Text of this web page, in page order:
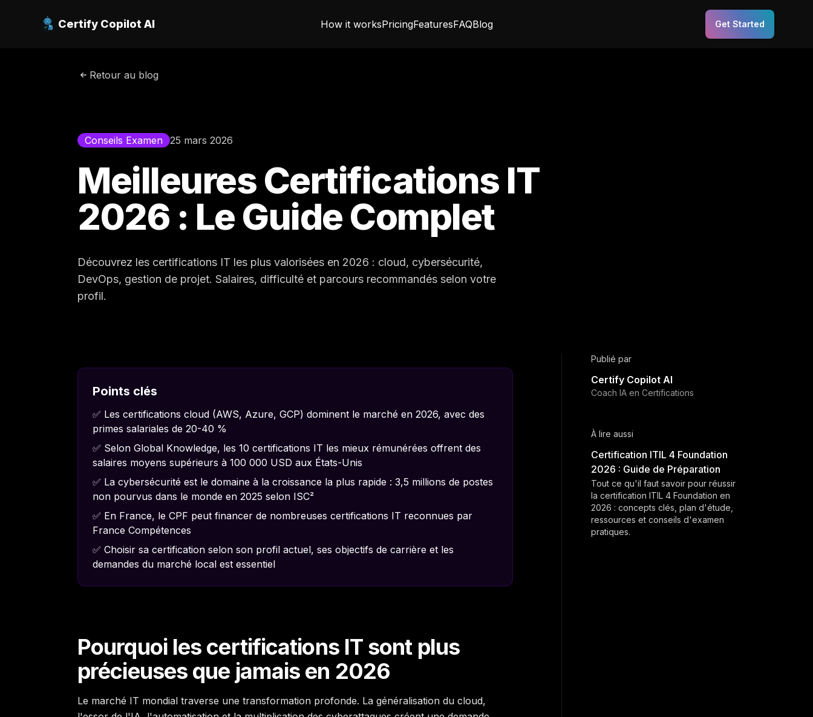
Certify Copilot AI How it worksPricingFeaturesFAQBlog Get Started
Retour au blog
Conseils Examen 25 mars 2026
Meilleures Certifications IT
2026 : Le Guide Complet
Découvrez les certifications IT les plus valorisées en 2026 : cloud, cybersécurité,
DevOps, gestion de projet. Salaires, difficulté et parcours recommandés selon votre
profil.
Publié par
Certify Copilot AI
Coach IA en Certifications
À lire aussi
Certification ITIL 4 Foundation
2026 : Guide de Préparation
Tout ce qu'il faut savoir pour réussir
la certification ITIL 4 Foundation en
2026 : concepts clés, plan d'étude,
ressources et conseils d'examen
pratiques.
Points clés
✅ Les certifications cloud (AWS, Azure, GCP) dominent le marché en 2026, avec des
primes salariales de 20-40 %
✅ Selon Global Knowledge, les 10 certifications IT les mieux rémunérées offrent des
salaires moyens supérieurs à 100 000 USD aux États-Unis
✅ La cybersécurité est le domaine à la croissance la plus rapide : 3,5 millions de postes
non pourvus dans le monde en 2025 selon ISC²
✅ En France, le CPF peut financer de nombreuses certifications IT reconnues par
France Compétences
✅ Choisir sa certification selon son profil actuel, ses objectifs de carrière et les
demandes du marché local est essentiel
Pourquoi les certifications IT sont plus
précieuses que jamais en 2026
Le marché IT mondial traverse une transformation profonde. La généralisation du cloud,